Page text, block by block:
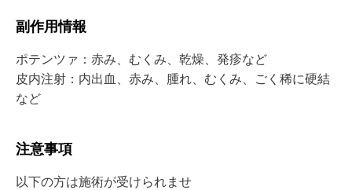
副作用情報
ポテンツァ：赤み、むくみ、乾燥、発疹など
皮内注射：内出血、赤み、腫れ、むくみ、ごく稀に硬結
など
注意事項
以下の方は施術が受けられませ